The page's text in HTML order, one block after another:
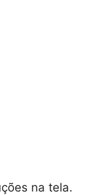
na tela.